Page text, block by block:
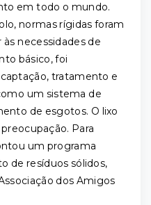
em todo o mundo.
normas rígidas foram
necessidades de
básico, foi
tratamento e
um sistema de
de esgotos. O lixo
Para
um programa
de resíduos sólidos,
dos Amigos